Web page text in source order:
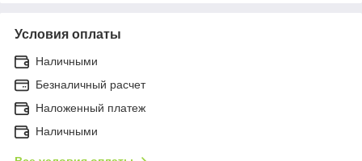
Условия оплаты
Наличными
Безналичный расчет
Наложенный платеж
Наличными